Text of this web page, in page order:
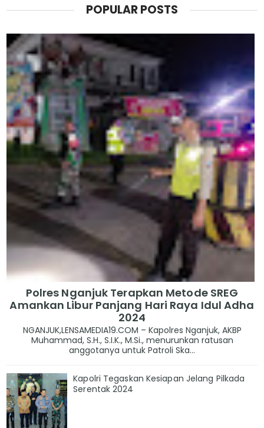
POPULAR POSTS
Polres Nganjuk Terapkan Metode SREG
Amankan Libur Panjang Hari Raya Idul Adha
2024
NGANJUK,LENSAMEDIA19.COM – Kapolres Nganjuk, AKBP
Muhammad, S.H., S.I.K., M.Si., menurunkan ratusan
anggotanya untuk Patroli Ska...
Kapolri Tegaskan Kesiapan Jelang Pilkada
Serentak 2024